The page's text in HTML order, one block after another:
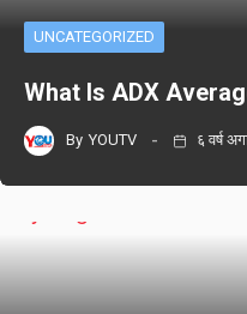
UNCATEGORIZED
What Is ADX
By YOUTV ६ वर्ष